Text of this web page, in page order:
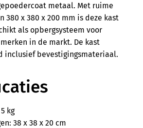
metaal. Met ruime
380 x 380 x 200 mm is deze kast
als opbergsysteem voor
merken in de markt. De kast
inclusief bevestigingsmateriaal.
kg
38 x 38 x 20 cm